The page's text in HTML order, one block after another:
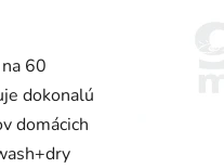
60
dokonalú
domácich